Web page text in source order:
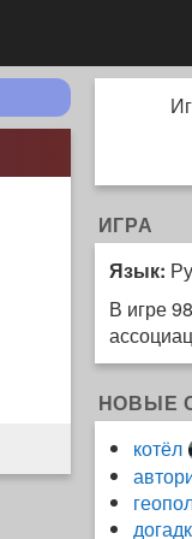
ИГРА
Язык:
В игре
НОВЫЕ
котёл